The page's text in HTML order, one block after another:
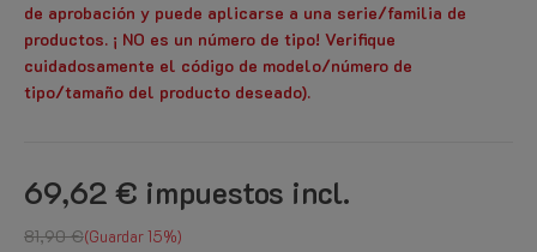
de aprobación y puede aplicarse a una serie/familia de
productos. ¡ NO es un número de tipo! Verifique
cuidadosamente el código de modelo/número de
tipo/tamaño del producto deseado).
69,62 € impuestos incl.
81,90 € Guardar 15%